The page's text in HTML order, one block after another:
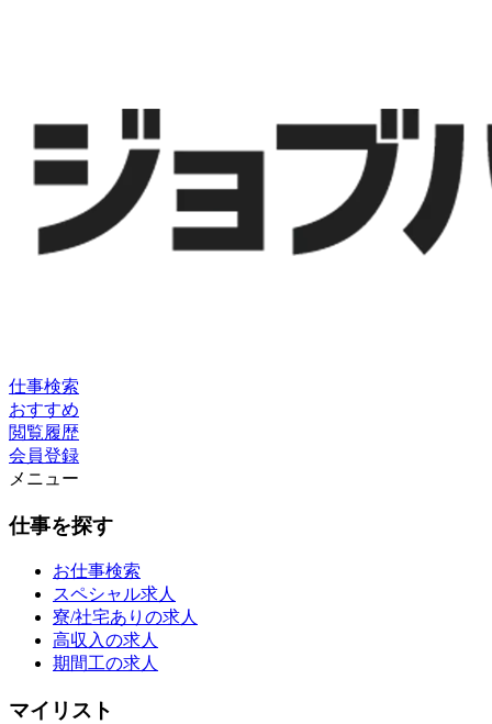
仕事検索
おすすめ
閲覧履歴
会員登録
メニュー
仕事を探す
お仕事検索
スペシャル求人
寮/社宅ありの求人
高収入の求人
期間工の求人
マイリスト